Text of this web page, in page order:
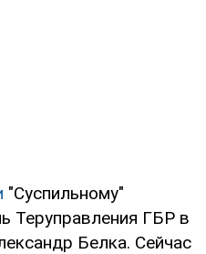
"Суспильному"
Теруправления ГБР в
Белка. Сейчас